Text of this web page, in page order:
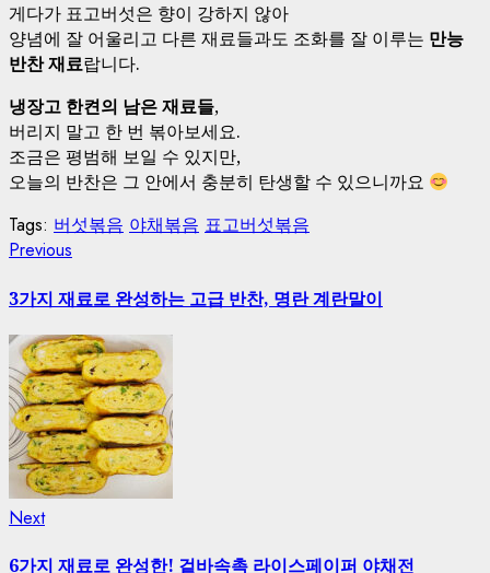
게다가 표고버섯은 향이 강하지 않아
양념에 잘 어울리고 다른 재료들과도 조화를 잘 이루는 만능
반찬 재료랍니다.
냉장고 한켠의 남은 재료들,
버리지 말고 한 번 볶아보세요.
조금은 평범해 보일 수 있지만,
오늘의 반찬은 그 안에서 충분히 탄생할 수 있으니까요
Tags: 버섯볶음 야채볶음 표고버섯볶음
Continue
Reading
Previous
3가지 재료로 완성하는 고급 반찬, 명란 계란말이
NextNext
6가지 재료로 완성한! 겉바속촉 라이스페이퍼 야채전